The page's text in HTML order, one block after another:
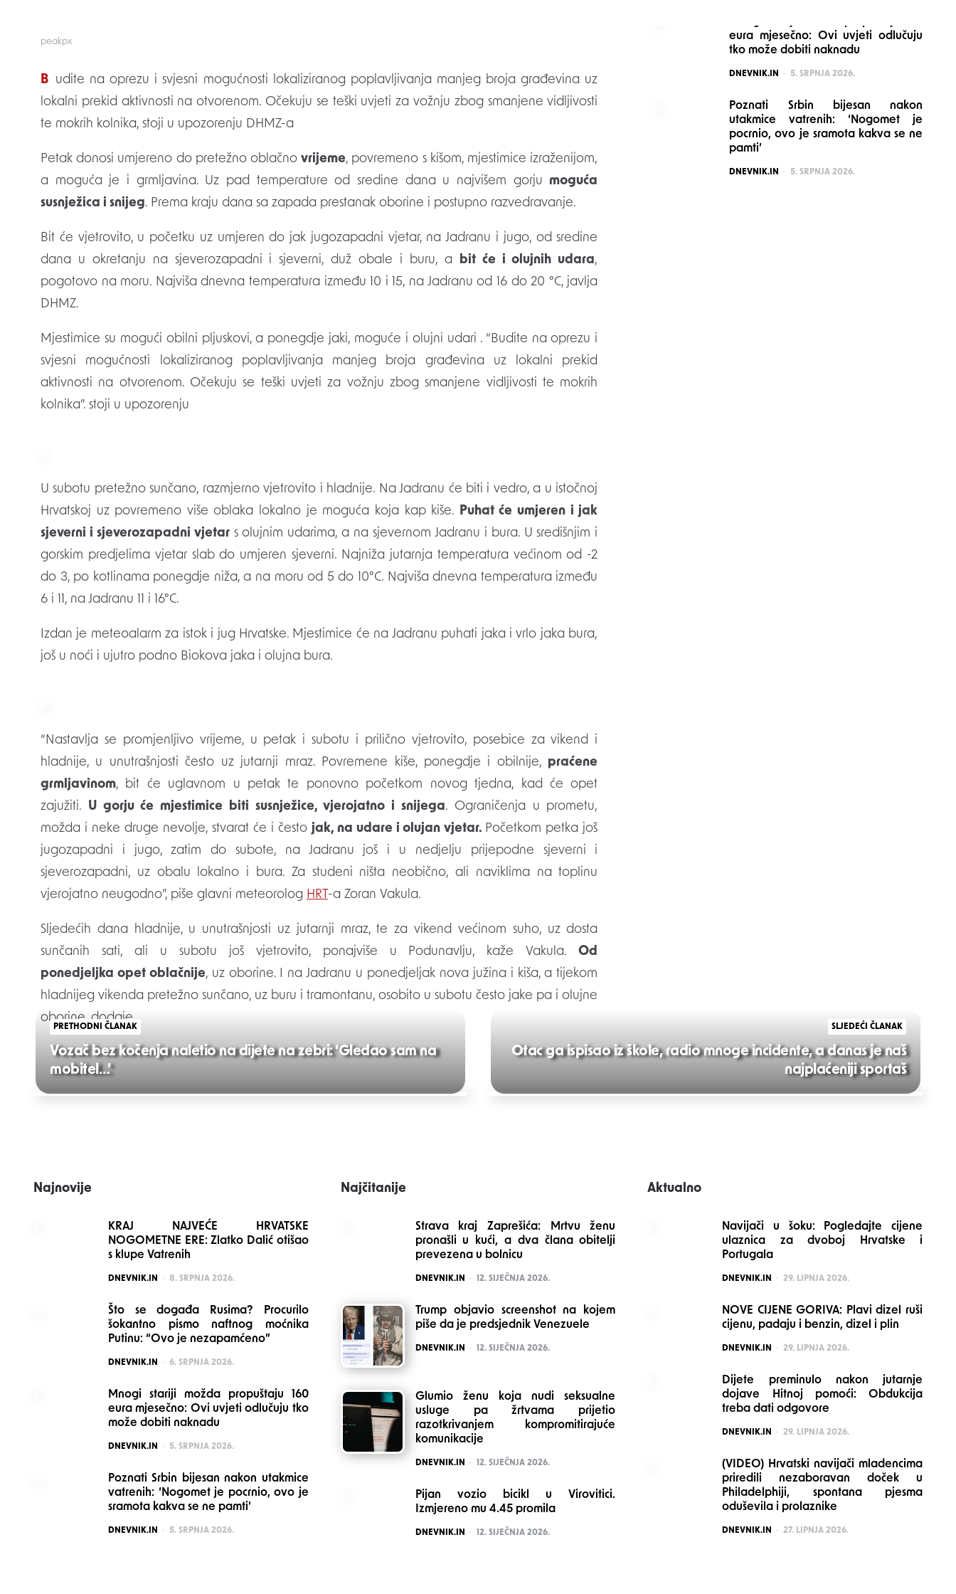
peakpx
Budite na oprezu i svjesni mogućnosti lokaliziranog poplavljivanja manjeg broja građevina uz
lokalni prekid aktivnosti na otvorenom. Očekuju se teški uvjeti za vožnju zbog smanjene vidljivosti
te mokrih kolnika, stoji u upozorenju DHMZ-a
Petak donosi umjereno do pretežno oblačnovrijeme, povremeno s kišom, mjestimice izraženijom,
a moguća je i grmljavina. Uz pad temperature od sredine dana u najvišem gorju moguća
susnježica i snijeg. Prema kraju dana sa zapada prestanak oborine i postupno razvedravanje.
Bit će vjetrovito, u početku uz umjeren do jak jugozapadni vjetar, na Jadranu i jugo, od sredine
dana u okretanju na sjeverozapadni i sjeverni, duž obale i buru, a bit će i olujnih udara,
pogotovo na moru. Najviša dnevna temperatura između 10 i 15, na Jadranu od 16 do 20 °C, javlja
DHMZ.
Mjestimice su mogući obilni pljuskovi, a ponegdje jaki, moguće i olujni udari . “Budite na oprezu i
svjesni mogućnosti lokaliziranog poplavljivanja manjeg broja građevina uz lokalni prekid
aktivnosti na otvorenom. Očekuju se teški uvjeti za vožnju zbog smanjene vidljivosti te mokrih
kolnika”. stoji u upozorenju
U subotu pretežno sunčano, razmjerno vjetrovito i hladnije. Na Jadranu će biti i vedro, a u istočnoj
Hrvatskoj uz povremeno više oblaka lokalno je moguća koja kap kiše. Puhat će umjeren i jak
sjeverni i sjeverozapadni vjetars olujnim udarima, a na sjevernom Jadranu i bura. U središnjim i
gorskim predjelima vjetar slab do umjeren sjeverni. Najniža jutarnja temperatura većinom od -2
do 3, po kotlinama ponegdje niža, a na moru od 5 do 10°C. Najviša dnevna temperatura između
6 i 11, na Jadranu 11 i 16°C.
Izdan je meteoalarm za istok i jug Hrvatske. Mjestimice će na Jadranu puhati jaka i vrlo jaka bura,
još u noći i ujutro podno Biokova jaka i olujna bura.
“Nastavlja se promjenljivo vrijeme, u petak i subotu i prilično vjetrovito, posebice za vikend i
hladnije, u unutrašnjosti često uz jutarnji mraz. Povremene kiše, ponegdje i obilnije, praćene
grmljavinom, bit će uglavnom u petak te ponovno početkom novog tjedna, kad će opet
zajužiti. U gorju će mjestimice biti susnježice, vjerojatno i snijega. Ograničenja u prometu,
možda i neke druge nevolje, stvarat će i često jak, na udare i olujan vjetar. Početkom petka još
jugozapadni i jugo, zatim do subote, na Jadranu još i u nedjelju prijepodne sjeverni i
sjeverozapadni, uz obalu lokalno i bura. Za studeni ništa neobično, ali naviklima na toplinu
vjerojatno neugodno”, piše glavni meteorolog HRT -a Zoran Vakula.
Sljedećih dana hladnije, u unutrašnjosti uz jutarnji mraz, te za vikend većinom suho, uz dosta
sunčanih sati, ali u subotu još vjetrovito, ponajviše u Podunavlju, kaže Vakula.Od
ponedjeljka opet oblačnije, uz oborine. I na Jadranu u ponedjeljak nova južina i kiša, a tijekom
hladnijeg vikenda pretežno sunčano, uz buru i tramontanu, osobito u subotu često jake pa i olujne
oborine, dodaje.
Post
PRETHODNI ČLANAK
Vozač bez kočenja naletio na dijete na zebri: ‘Gledao sam na
mobitel…’
SLJEDEĆI ČLANAK
Otac ga ispisao iz škole, radio mnoge incidente, a danas je naš
najplaćeniji sportaš
eura mjesečno: Ovi uvjeti odlučuju
tko može dobiti naknadu
POSTED
DNEVNIK.IN 5. SRPNJA 2026.
Poznati Srbin bijesan nakon
utakmice vatrenih: ‘Nogomet je
pocrnio, ovo je sramota kakva se ne
pamti’
POSTED
DNEVNIK.IN 5. SRPNJA 2026.
Najnovije
KRAJ NAJVEĆE HRVATSKE
NOGOMETNE ERE: Zlatko Dalić otišao
s klupe Vatrenih
POSTED
DNEVNIK.IN 8. SRPNJA 2026.
Što se događa Rusima? Procurilo
šokantno pismo naftnog moćnika
Putinu: “Ovo je nezapamćeno”
POSTED
DNEVNIK.IN 6. SRPNJA 2026.
Mnogi stariji možda propuštaju 160
eura mjesečno: Ovi uvjeti odlučuju tko
može dobiti naknadu
POSTED
DNEVNIK.IN 5. SRPNJA 2026.
Poznati Srbin bijesan nakon utakmice
vatrenih: ‘Nogomet je pocrnio, ovo je
sramota kakva se ne pamti’
POSTED
DNEVNIK.IN 5. SRPNJA 2026.
Najčitanije
Strava kraj Zaprešića: Mrtvu ženu
pronašli u kući, a dva člana obitelji
prevezena u bolnicu
POSTED
DNEVNIK.IN 12. SIJEČNJA 2026.
Trump objavio screenshot na kojem
piše da je predsjednik Venezuele
POSTED
DNEVNIK.IN 12. SIJEČNJA 2026.
Glumio ženu koja nudi seksualne
usluge pa žrtvama prijetio
razotkrivanjem kompromitirajuće
komunikacije
POSTED
DNEVNIK.IN 12. SIJEČNJA 2026.
Pijan vozio bicikl u Virovitici.
Izmjereno mu 4.45 promila
POSTED
DNEVNIK.IN 12. SIJEČNJA 2026.
Aktualno
Navijači u šoku: Pogledajte cijene
ulaznica za dvoboj Hrvatske i
Portugala
POSTED
DNEVNIK.IN 29. LIPNJA 2026.
NOVE CIJENE GORIVA: Plavi dizel ruši
cijenu, padaju i benzin, dizel i plin
POSTED
DNEVNIK.IN 29. LIPNJA 2026.
Dijete preminulo nakon jutarnje
dojave Hitnoj pomoći: Obdukcija
treba dati odgovore
POSTED
DNEVNIK.IN 29. LIPNJA 2026.
(VIDEO) Hrvatski navijači mladencima
priredili nezaboravan doček u
Philadelphiji, spontana pjesma
oduševila i prolaznike
POSTED
DNEVNIK.IN 27. LIPNJA 2026.